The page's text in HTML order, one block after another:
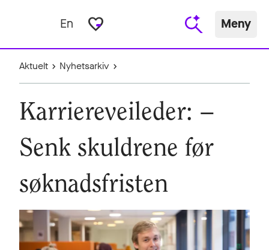
En favorite_border Meny
Aktuelt Nyhetsarkiv
Karriereveileder: –
Senk skuldrene før
søknadsfristen